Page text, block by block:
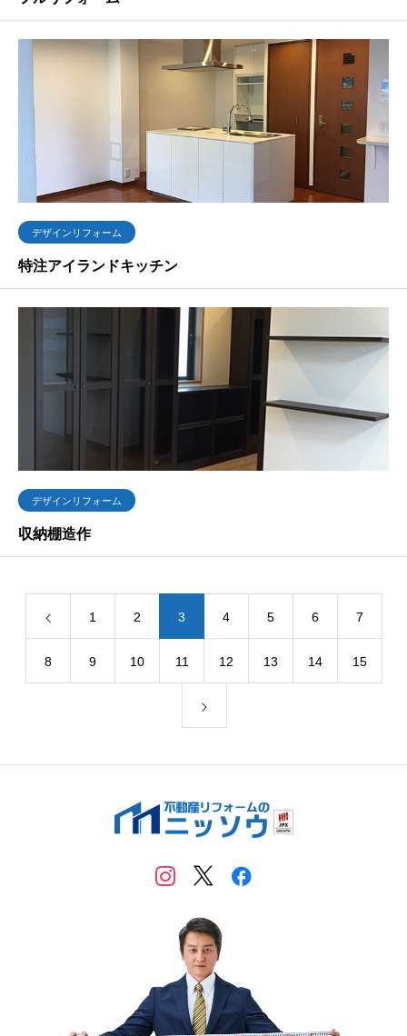
デザインリフォーム
特注アイランドキッチン
デザインリフォーム
収納棚造作
1 2 3 4 5 6 7
8 9 10 11 12 13 14 15